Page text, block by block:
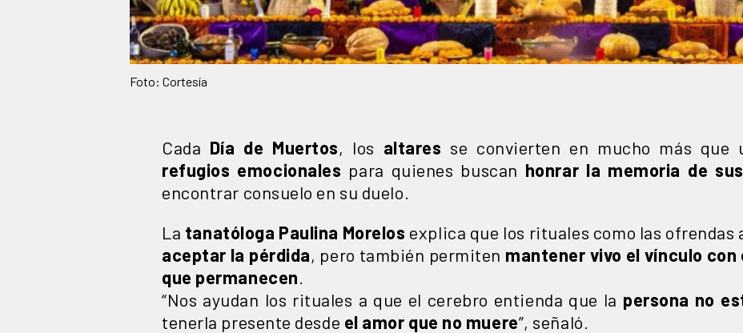
Foto: Cortesía
Cada Día de Muertos, los altares se convierten en mucho más que
refugios emocionales para quienes buscan honrar la memoria de
encontrar consuelo en su duelo.
La tanatóloga Paulina Morelos explica que los rituales como las ofrendas
aceptar la pérdida, pero también permiten mantener vivo el vínculo con
que permanecen
“Nos ayudan los rituales a que el cerebro entienda que la persona no
tenerla presente desde el amor que no muere”, señaló.